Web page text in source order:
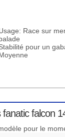
Race sur
pour un
fanatic falcon
pour le